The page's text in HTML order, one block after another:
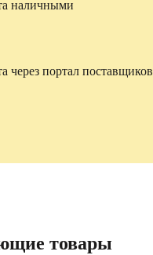
наличными
через портал поставщиков
товары